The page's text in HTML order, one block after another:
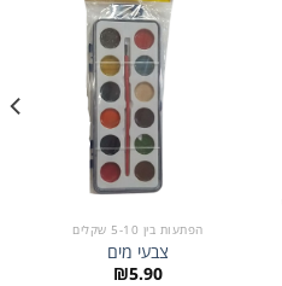
הפתעות בין 5-10 שקלים
צבעי מים
₪5.90